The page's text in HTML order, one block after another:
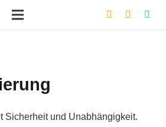
Sicherheit und Unabhängigkeit.